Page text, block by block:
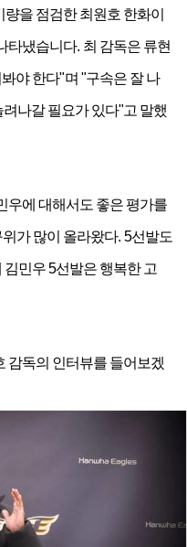
을 점검한 최원호 한화이
타냈습니다. 최 감독은 류현
야 한다"며 "구속은 잘 나
나갈 필요가 있다"고 말했
우에 대해서도 좋은 평가를
가 많이 올라왔다. 5선발도
김민우5선발은 행복한 고
감독의 인터뷰를 들어보겠